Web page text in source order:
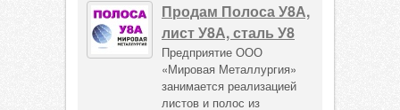
Продам Полоса У8А,
лист У8А, сталь У8
Предприятие ООО
«Мировая Металлургия»
занимается реализацией
листов и полос из